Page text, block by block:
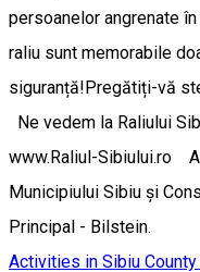
persoanelor angrenate
raliu sunt memorabile
siguranță! ​Pregătiți-vă
Ne vedem la Raliului
www.Raliul-Sibiului.ro
Municipiului Sibiu și
Principal - Bilstein.
Activities in Sibiu County